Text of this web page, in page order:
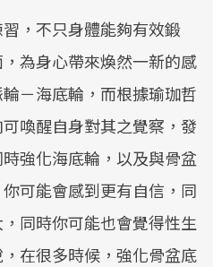
，不只身體能夠有效鍛
為身心帶來煥然一新的感
－海底輪，而根據瑜珈哲
喚醒自身對其之覺察，發
強化海底輪，以及與骨盆
可能會感到更有自信，同
同時你可能也會覺得性生
在很多時候，強化骨盆底